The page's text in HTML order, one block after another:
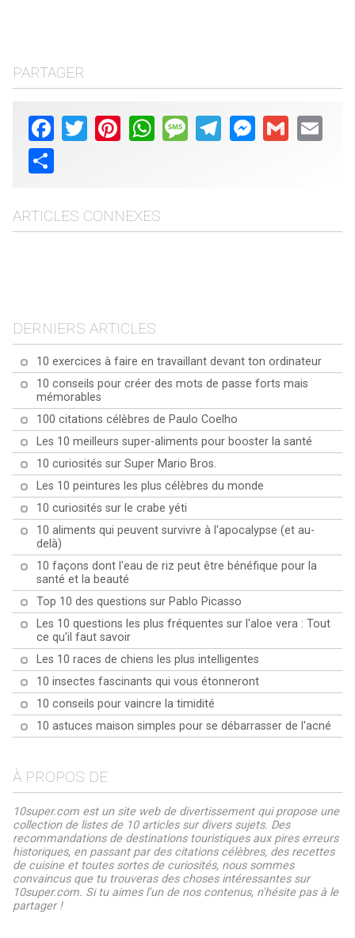
PARTAGER
Facebook
Twitter PinterestWhatsAppMessageTelegramMessenger
Gmail Email
Share
ARTICLES CONNEXES
DERNIERS ARTICLES
10 exercices à faire en travaillant devant ton ordinateur
10 conseils pour créer des mots de passe forts mais
mémorables
100 citations célèbres de Paulo Coelho
Les 10 meilleurs super-aliments pour booster la santé
10 curiosités sur Super Mario Bros.
Les 10 peintures les plus célèbres du monde
10 curiosités sur le crabe yéti
10 aliments qui peuvent survivre à l'apocalypse (et au-
delà)
10 façons dont l'eau de riz peut être bénéfique pour la
santé et la beauté
Top 10 des questions sur Pablo Picasso
Les 10 questions les plus fréquentes sur l'aloe vera : Tout
ce qu'il faut savoir
Les 10 races de chiens les plus intelligentes
10 insectes fascinants qui vous étonneront
10 conseils pour vaincre la timidité
10 astuces maison simples pour se débarrasser de l'acné
À PROPOS DE
10super.com est un site web de divertissement qui propose une
collection de listes de 10 articles sur divers sujets. Des
recommandations de destinations touristiques aux pires erreurs
historiques, en passant par des citations célèbres, des recettes
de cuisine et toutes sortes de curiosités, nous sommes
convaincus que tu trouveras des choses intéressantes sur
10super.com. Si tu aimes l'un de nos contenus, n'hésite pas à le
partager !